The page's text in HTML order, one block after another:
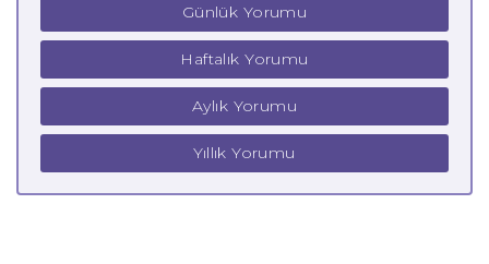
Günlük Yorumu
Haftalık Yorumu
Aylık Yorumu
Yıllık Yorumu